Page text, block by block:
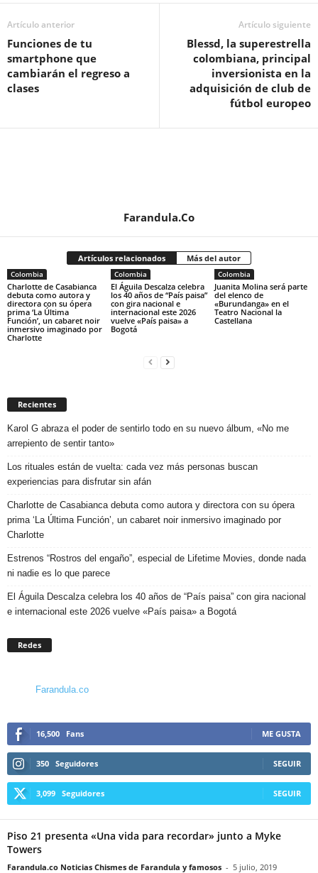
Artículo anterior
Funciones de tu
smartphone que
cambiarán el regreso a
clases
Artículo siguiente
Blessd, la superestrella
colombiana, principal
inversionista en la
adquisición de club de
fútbol europeo
Farandula.Co
Artículos relacionados Más del autor
Colombia
Charlotte de Casabianca
debuta como autora y
directora con su ópera
prima ‘La Última
Función’, un cabaret noir
inmersivo imaginado por
Charlotte
Colombia
El Águila Descalza celebra
los 40 años de “País paisa”
con gira nacional e
internacional este 2026
vuelve «País paisa» a
Bogotá
Colombia
Juanita Molina será parte
del elenco de
«Burundanga» en el
Teatro Nacional la
Castellana
Recientes
Karol G abraza el poder de sentirlo todo en su nuevo álbum, «No me
arrepiento de sentir tanto»
Los rituales están de vuelta: cada vez más personas buscan
experiencias para disfrutar sin afán
Charlotte de Casabianca debuta como autora y directora con su ópera
prima ‘La Última Función’, un cabaret noir inmersivo imaginado por
Charlotte
Estrenos “Rostros del engaño”, especial de Lifetime Movies, donde nada
ni nadie es lo que parece
El Águila Descalza celebra los 40 años de “País paisa” con gira nacional
e internacional este 2026 vuelve «País paisa» a Bogotá
Redes
Farandula.co
16,500 Fans ME GUSTA
350 Seguidores SEGUIR
3,099 Seguidores SEGUIR
Piso 21 presenta «Una vida para recordar» junto a Myke
Towers
Farandula.co Noticias Chismes de Farandula y famosos - 5 julio, 2019